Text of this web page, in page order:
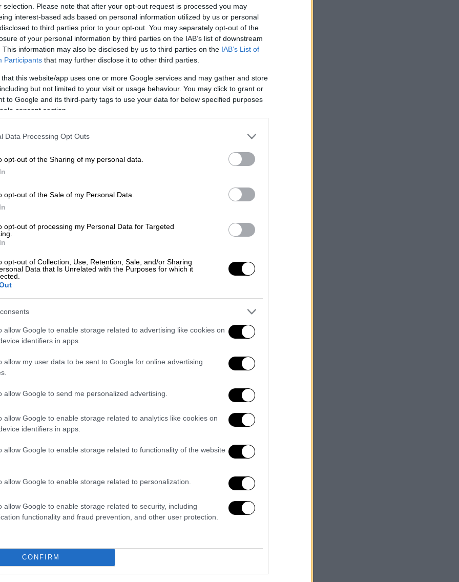
selection. Please note that after your opt-out request is processed you may
interest-based ads based on personal information utilized by us or personal
to third parties prior to your opt-out. You may separately opt-out of the
of your personal information by third parties on the IAB’s list of downstream
This information may also be disclosed by us to third parties on the IAB’s List of
Participants that may further disclose it to other third parties.
that this website/app uses one or more Google services and may gather and store
but not limited to your visit or usage behaviour. You may click to grant or
to Google and its third-party tags to use your data for below specified purposes
consent section.
Data Processing Opt Outs
opt-out of the Sharing of my personal data.
opt-out of the Sale of my Personal Data.
opt-out of processing my Personal Data for Targeted
opt-out of Collection, Use, Retention, Sale, and/or Sharing
Data that Is Unrelated with the Purposes for which it
allow Google to enable storage related to advertising like cookies on
identifiers in apps.
allow my user data to be sent to Google for online advertising
allow Google to send me personalized advertising.
allow Google to enable storage related to analytics like cookies on
identifiers in apps.
allow Google to enable storage related to functionality of the website
allow Google to enable storage related to personalization.
allow Google to enable storage related to security, including
functionality and fraud prevention, and other user protection.
CONFIRM
το ΕΘΝΟΣ στη Google
που εξετάζεται από αστυνομικούς.
ισχυρίστηκεπωςείδε τον σκύλο αλλά
με ενδείξεις κακοποίησης -
στο κεφάλι
ώρες, η οδηγός φαίνεται να
βλέπει τον σκυλάκο. Αφού περίμενε
και πέρασε από πάνω του